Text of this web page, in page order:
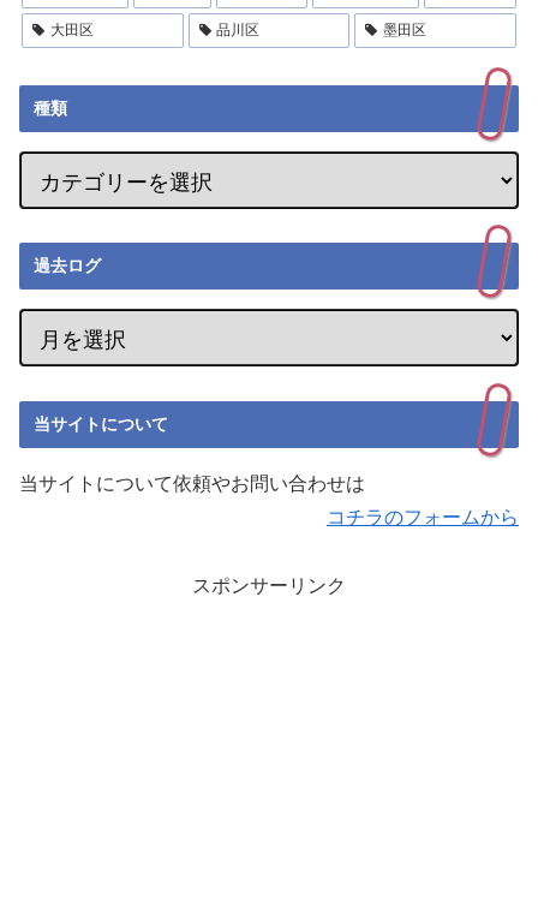
大田区 品川区 墨田区
種類
過去ログ
当サイトについて
当サイトについて依頼やお問い合わせは
コチラのフォームから
スポンサーリンク